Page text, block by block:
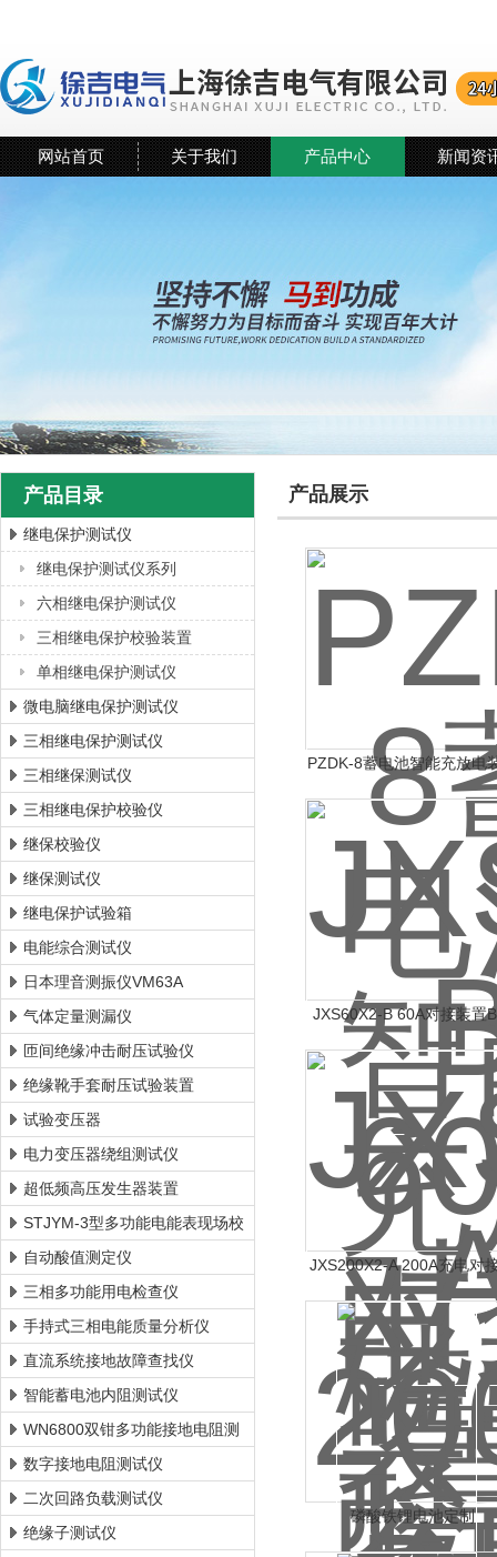
上海徐吉电气有限公司
网站首页 关于我们 产品中心 新闻资
产品目录
继电保护测试仪
继电保护测试仪系列
六相继电保护测试仪
三相继电保护校验装置
单相继电保护测试仪
微电脑继电保护测试仪
三相继电保护测试仪
三相继保测试仪
三相继电保护校验仪
继保校验仪
继保测试仪
继电保护试验箱
电能综合测试仪
日本理音测振仪VM63A
气体定量测漏仪
匝间绝缘冲击耐压试验仪
绝缘靴手套耐压试验装置
试验变压器
电力变压器绕组测试仪
超低频高压发生器装置
STJYM-3型多功能电能表现场校
验仪
自动酸值测定仪
三相多功能用电检查仪
手持式三相电能质量分析仪
直流系统接地故障查找仪
智能蓄电池内阻测试仪
WN6800双钳多功能接地电阻测
试仪
数字接地电阻测试仪
二次回路负载测试仪
绝缘子测试仪
产品展示
PZDK-8蓄电池智能充放电
JXS60X2-B 60A对接装置
JXS200X2-A 200A充电对
置A型
磷酸铁锂电池定制